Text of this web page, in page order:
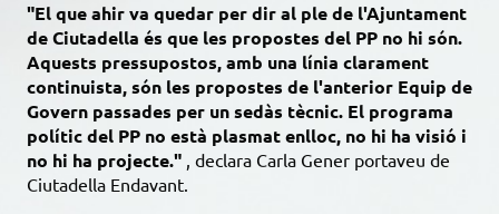
"El que ahir va quedar per dir al ple de l'Ajuntament
de Ciutadella és que les propostes del PP no hi són.
Aquests pressupostos, amb una línia clarament
continuista, són les propostes de l'anterior Equip de
Govern passades per un sedàs tècnic. El programa
polític del PP no està plasmat enlloc, no hi ha visió i
no hi ha projecte." , declara Carla Gener portaveu de
Ciutadella Endavant.